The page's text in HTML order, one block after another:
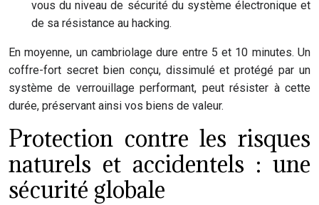
vous du niveau de sécurité du système électronique et
de sa résistance au hacking.
En moyenne, un cambriolage dure entre 5 et 10 minutes. Un
coffre-fort secret bien conçu, dissimulé et protégé par un
système de verrouillage performant, peut résister à cette
durée, préservant ainsi vos biens de valeur.
Protection contre les risques
naturels et accidentels : une
sécurité globale